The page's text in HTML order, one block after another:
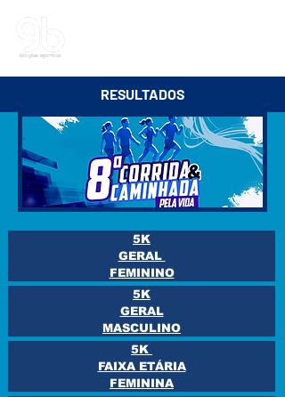
RESULTADOS
5K
GERAL
FEMININO
5K
GERAL
MASCULINO
5K
FAIXA ETÁRIA
FEMININA